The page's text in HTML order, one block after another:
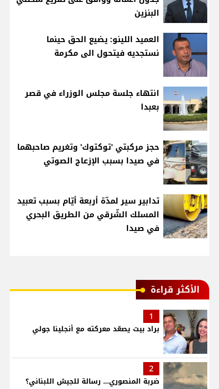
البنزين
العميد اللينو: يضيع الحق حينما
نستجديه فيتحول الى مكرمة
انتهاء جلسة مجلس الوزراء في قصر
بعبدا
حجز مركبتي 'توكتوك' وتغريم صاحبهما
في صيدا بسبب الإزعاج الصوتي
تدابير سير لمدّة أربعة أيّام بسبب تعبيد
المسلك الشّرقي من الطريق البحري
في صيدا
الأكثر قراءة
1
براد بيت يصعّد معركته مع أنجلينا جولي
2
ضربة المنصوري... رسالة للجيش اللبناني؟